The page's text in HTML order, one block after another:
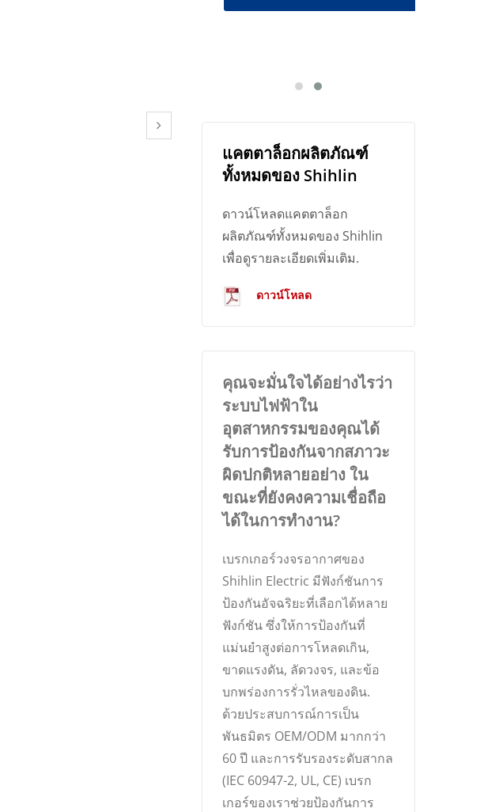
แคตตาล็อกผลิตภัณฑ์
ทั้งหมดของ Shihlin
ดาวน์โหลดแคตตาล็อก
ผลิตภัณฑ์ทั้งหมดของ Shihlin
เพื่อดูรายละเอียดเพิ่มเติม.
ดาวน์โหลด
คุณจะมั่นใจได้อย่างไรว่า
ระบบไฟฟ้าใน
อุตสาหกรรมของคุณได้
รับการป้องกันจากสภาวะ
ผิดปกติหลายอย่าง ใน
ขณะที่ยังคงความเชื่อถือ
ได้ในการทำงาน?
เบรกเกอร์วงจรอากาศของ
Shihlin Electric มีฟังก์ชันการ
ป้องกันอัจฉริยะที่เลือกได้หลาย
ฟังก์ชัน ซึ่งให้การป้องกันที่
แม่นยำสูงต่อการโหลดเกิน,
ขาดแรงดัน, ลัดวงจร, และข้อ
บกพร่องการรั่วไหลของดิน.
ด้วยประสบการณ์การเป็น
พันธมิตร OEM/ODM มากกว่า
60 ปี และการรับรองระดับสากล
(IEC 60947-2, UL, CE) เบรก
เกอร์ของเราช่วยป้องกันการ